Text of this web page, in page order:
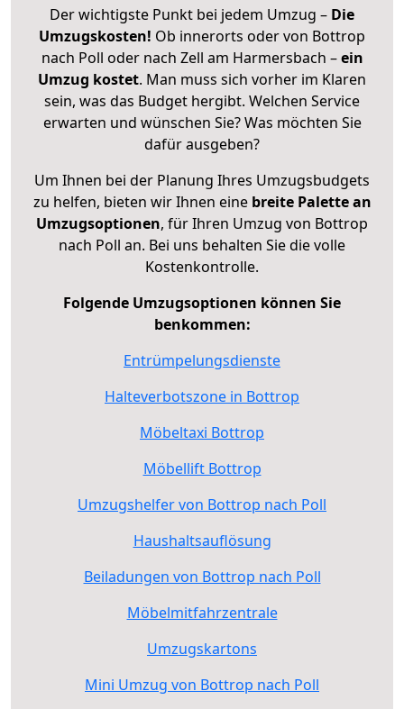
Der wichtigste Punkt bei jedem Umzug – Die
Umzugskosten! Ob innerorts oder von Bottrop
nach Poll oder nach Zell am Harmersbach –ein
Umzug kostet. Man muss sich vorher im Klaren
sein, was das Budget hergibt. Welchen Service
erwarten und wünschen Sie? Was möchten Sie
dafür ausgeben?
Um Ihnen bei der Planung Ihres Umzugsbudgets
zu helfen, bieten wir Ihnen eine breite Palette an
Umzugsoptionen, für Ihren Umzug von Bottrop
nach Poll an. Bei uns behalten Sie die volle
Kostenkontrolle.
Folgende Umzugsoptionen können Sie
benkommen:
Entrümpelungsdienste
Halteverbotszone in Bottrop
Möbeltaxi Bottrop
Möbellift Bottrop
Umzugshelfer von Bottrop nach Poll
Haushaltsauflösung
Beiladungen von Bottrop nach Poll
Möbelmitfahrzentrale
Umzugskartons
Mini Umzug von Bottrop nach Poll